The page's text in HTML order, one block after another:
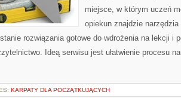
miejsce, w którym uczeń
opiekun znajdzie
rozwiązania gotowe do wdrożenia na lekcji i
Ideą serwisu jest ułatwienie procesu
KARPATY DLA POCZĄTKUJĄCYCH